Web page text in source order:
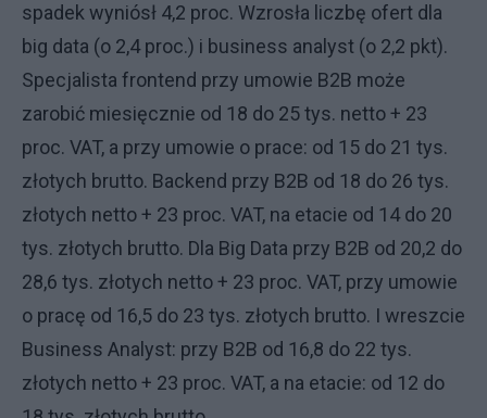
spadek wyniósł 4,2 proc. Wzrosła liczbę ofert dla
big data (o 2,4 proc.) i business analyst (o 2,2 pkt).
Specjalista frontend przy umowie B2B może
zarobić miesięcznie od 18 do 25 tys. netto + 23
proc. VAT, a przy umowie o prace: od 15 do 21 tys.
złotych brutto. Backend przy B2B od 18 do 26 tys.
złotych netto + 23 proc. VAT, na etacie od 14 do 20
tys. złotych brutto. Dla Big Data przy B2B od 20,2 do
28,6 tys. złotych netto + 23 proc. VAT, przy umowie
o pracę od 16,5 do 23 tys. złotych brutto. I wreszcie
Business Analyst: przy B2B od 16,8 do 22 tys.
złotych netto + 23 proc. VAT, a na etacie: od 12 do